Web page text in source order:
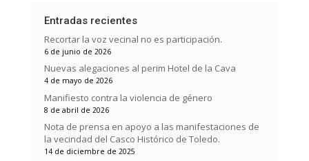
Entradas recientes
Recortar la voz vecinal no es participación.
6 de junio de 2026
Nuevas alegaciones al perim Hotel de la Cava
4 de mayo de 2026
Manifiesto contra la violencia de género
8 de abril de 2026
Nota de prensa en apoyo a las manifestaciones de
la vecindad del Casco Histórico de Toledo.
14 de diciembre de 2025